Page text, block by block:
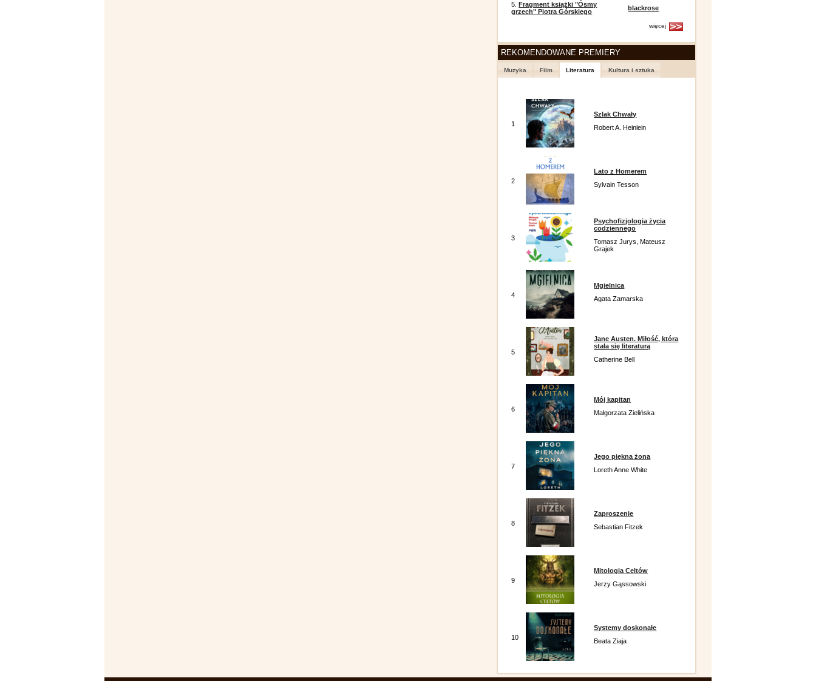
5.Fragment książki "Ósmy
grzech" Piotra Górskiego
blackrose
więcej
REKOMENDOWANE PREMIERY
Muzyka Film Literatura Kultura i sztuka
1
Szlak Chwały
Robert A. Heinlein
2
Lato z Homerem
Sylvain Tesson
3
Psychofizjologia życia
codziennego
Tomasz Jurys, Mateusz
Grajek
4
Mgielnica
Agata Zamarska
5
Jane Austen. Miłość, która
stała się literaturą
Catherine Bell
6
Mój kapitan
Małgorzata Zielińska
7
Jego piękna żona
Loreth Anne White
8
Zaproszenie
Sebastian Fitzek
9
Mitologia Celtów
Jerzy Gąssowski
10
Systemy doskonałe
Beata Ziaja